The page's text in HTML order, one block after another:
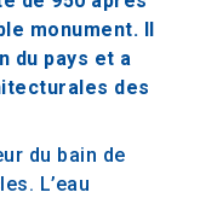
monument. Il
du pays et a
des
du bain de
L’eau